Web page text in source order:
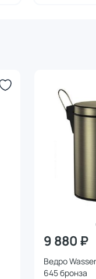
9 880 ₽
Ведро
645 бронза